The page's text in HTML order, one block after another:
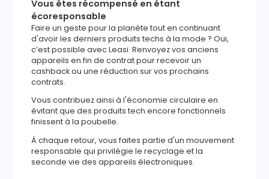
Vous êtes récompensé en étant
écoresponsable
Faire un geste pour la planète tout en continuant
d'avoir les derniers produits techs à la mode ? Oui,
c’est possible avec Leasi. Renvoyez vos anciens
appareils en fin de contrat pour recevoir un
cashback ou une réduction sur vos prochains
contrats.
Vous contribuez ainsi à l'économie circulaire en
évitant que des produits tech encore fonctionnels
finissent à la poubelle.
À chaque retour, vous faites partie d'un mouvement
responsable qui privilégie le recyclage et la
seconde vie des appareils électroniques.